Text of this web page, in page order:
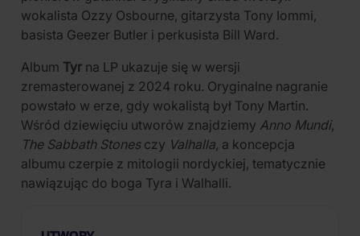
wokalista Ozzy Osbourne, gitarzysta Tony Iommi,
basista Geezer Butler i perkusista Bill Ward.
Album Tyr na LP ukazuje się w wersji
zremasterowanej z 2024 roku. Oryginalne nagranie
powstało w erze, gdy wokalistą był Tony Martin.
Wśród dziewięciu utworów znajdziemy Anno Mundi,
The Sabbath Stonesczy Valhalla, a koncepcja
albumu czerpie z mitologii nordyckiej, tematycznie
nawiązując do boga Tyra i Walhalli.